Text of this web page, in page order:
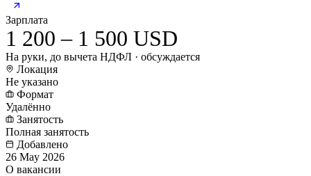
Зарплата
1 200 – 1 500 USD
На руки, до вычета НДФЛ · обсуждается
Локация
Не указано
Формат
Удалённо
Занятость
Полная занятость
Добавлено
26 May 2026
О вакансии